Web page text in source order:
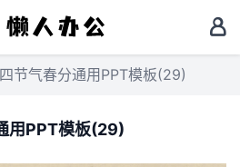
节气春分通用PPT模板(29)
用PPT模板(29)